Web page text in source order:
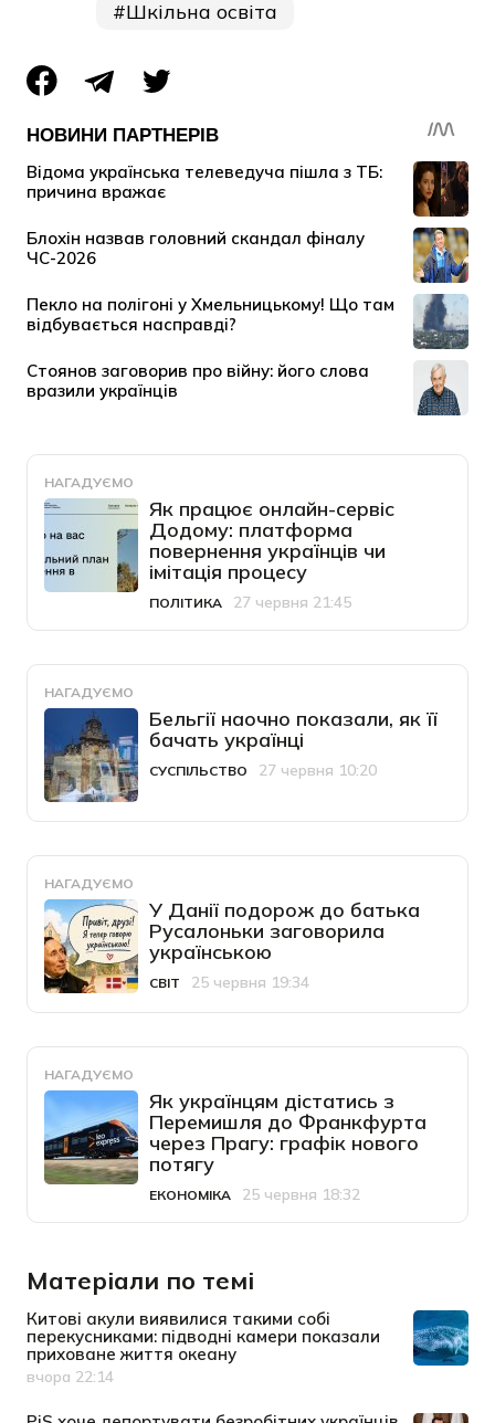
Шкільна освіта
НАГАДУЄМО
Як працює онлайн-сервіс
Додому: платформа
повернення українців чи
імітація процесу
Категорія
ПОЛІТИКА
Дата публікації
27 червня 21:45
НАГАДУЄМО
Бельгії наочно показали, як її
бачать українці
Категорія
СУСПІЛЬСТВО
Дата публікації27 червня 10:20
НАГАДУЄМО
У Данії подорож до батька
Русалоньки заговорила
українською
Категорія
СВІТ
Дата публікації
25 червня 19:34
НАГАДУЄМО
Як українцям дістатись з
Перемишля до Франкфурта
через Прагу: графік нового
потягу
Категорія
ЕКОНОМІКА
Дата публікації
25 червня 18:32
Матеріали по темі
Китові акули виявилися такими собі
перекусниками: підводні камери показали
приховане життя океану
Дата публікації
вчора 22:14